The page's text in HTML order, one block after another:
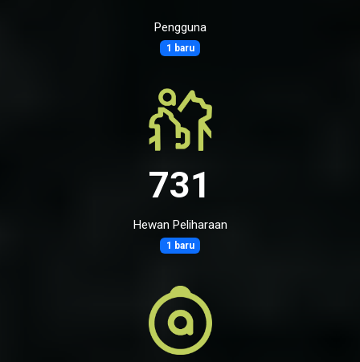
Pengguna
1 baru
731
Hewan Peliharaan
1 baru